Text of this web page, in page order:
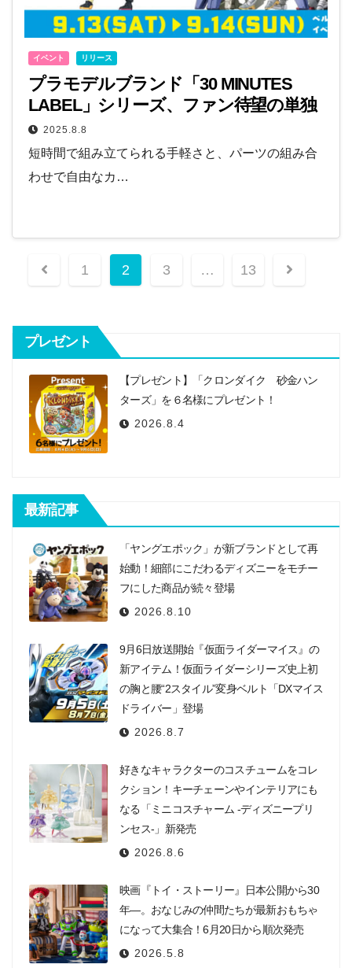
イベント リリース
プラモデルブランド「30 MINUTES
LABEL」シリーズ、ファン待望の単独
イベントが9月に東京・秋葉原で初開
催！
2025.8.8
短時間で組み立てられる手軽さと、パーツの組み合
わせで自由なカ…
投
稿
ナ
ビ
ゲ
ー
シ
ョ
ン
1 2 3 … 13
プレゼント
【プレゼント】「クロンダイク 砂金ハン
ターズ」を６名様にプレゼント！
2026.8.4
最新記事
「ヤングエポック」が新ブランドとして再
始動！細部にこだわるディズニーをモチー
フにした商品が続々登場
2026.8.10
9月6日放送開始『仮面ライダーマイス』の
新アイテム！仮面ライダーシリーズ史上初
の胸と腰“2スタイル”変身ベルト「DXマイス
ドライバー」登場
2026.8.7
好きなキャラクターのコスチュームをコレ
クション！キーチェーンやインテリアにも
なる「ミニコスチャーム -ディズニープリ
ンセス-」新発売
2026.8.6
映画『トイ・ストーリー』日本公開から30
年―。おなじみの仲間たちが最新おもちゃ
になって大集合！6月20日から順次発売
2026.5.8